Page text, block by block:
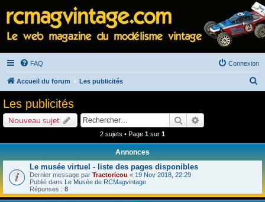
FAQ Connexion
Accueil du forum Les publicités
e
Les publicités
Nouveau sujet Rechercher
2 sujets • Page 1 sur 1
Annonces
Le musée virtuel - liste des pages disponibles
Dernier message par Tractoricou « 19 Nov 2018, 22:29
Publié dans Le Musée de RCMagvintage
Réponses : 8